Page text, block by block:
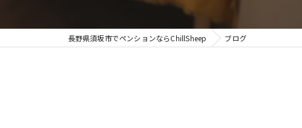
長野県須坂市でペンションならChillSheep ブログ